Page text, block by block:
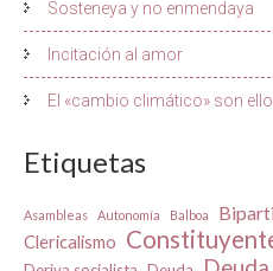
Sosteneya y no enmendaya
Incitación al amor
El «cambio climático» son
Etiquetas
Asambleas Autonomía Balboa
Clericalismo